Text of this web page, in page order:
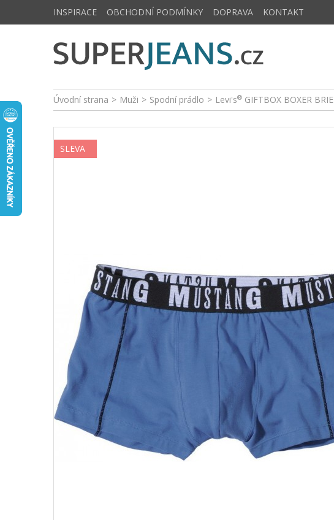
Úvodní strana > Muži > Spodní prádlo > Levi's® GIFTBOX BOXER
SLEVA
INSPIRACE OBCHODNÍ PODMÍNKY DOPRAVA KONTAKT